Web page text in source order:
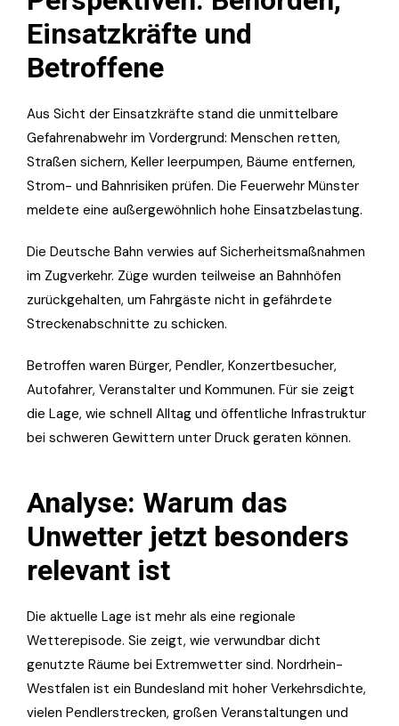
Einsatzkräfte und
Betroffene
Aus Sicht der Einsatzkräfte stand die unmittelbare
Gefahrenabwehr im Vordergrund: Menschen retten,
Straßen sichern, Keller leerpumpen, Bäume entfernen,
Strom- und Bahnrisiken prüfen. Die Feuerwehr Münster
meldete eine außergewöhnlich hohe Einsatzbelastung.
Die Deutsche Bahn verwies auf Sicherheitsmaßnahmen
im Zugverkehr. Züge wurden teilweise an Bahnhöfen
zurückgehalten, um Fahrgäste nicht in gefährdete
Streckenabschnitte zu schicken.
Betroffen waren Bürger, Pendler, Konzertbesucher,
Autofahrer, Veranstalter und Kommunen. Für sie zeigt
die Lage, wie schnell Alltag und öffentliche Infrastruktur
bei schweren Gewittern unter Druck geraten können.
Analyse: Warum das
Unwetter jetzt besonders
relevant ist
Die aktuelle Lage ist mehr als eine regionale
Wetterepisode. Sie zeigt, wie verwundbar dicht
genutzte Räume bei Extremwetter sind. Nordrhein-
Westfalen ist ein Bundesland mit hoher Verkehrsdichte,
vielen Pendlerstrecken, großen Veranstaltungen und